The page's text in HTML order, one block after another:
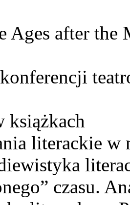
Ages after the
książkach
literackie w
czasu.